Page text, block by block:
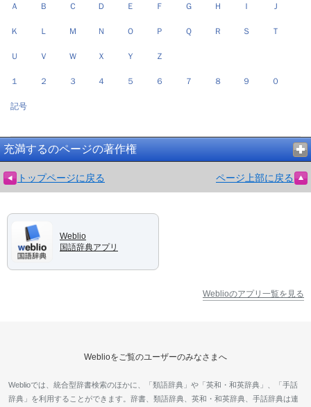
Ａ Ｂ Ｃ Ｄ Ｅ Ｆ Ｇ Ｈ Ｉ Ｊ
Ｋ Ｌ Ｍ Ｎ Ｏ Ｐ Ｑ Ｒ Ｓ Ｔ
Ｕ Ｖ Ｗ Ｘ Ｙ Ｚ
１ ２ ３ ４ ５ ６ ７ ８ ９ ０
記号
充満するのページの著作権
トップページに戻る ページ上部に戻る
Weblio
国語辞典アプリ
Weblioのアプリ一覧を見る
Weblioをご覧のユーザーのみなさまへ
Weblioでは、統合型辞書検索のほかに、「類語辞典」や「英和・和英辞典」、「手話
辞典」を利用することができます。辞書、類語辞典、英和・和英辞典、手話辞典は連